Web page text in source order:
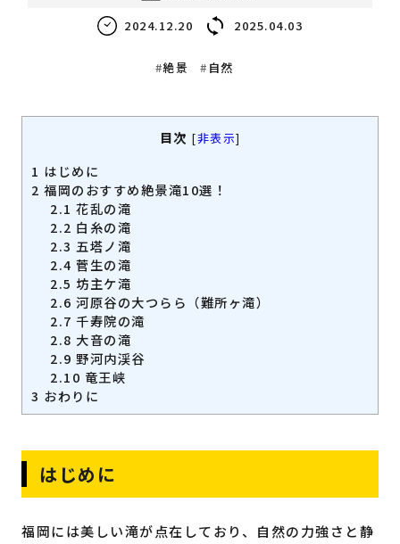
2024.12.20
2025.04.03
絶景 自然
目次 [非表示]
1 はじめに
2 福岡のおすすめ絶景滝10選！
2.1 花乱の滝
2.2 白糸の滝
2.3 五塔ノ滝
2.4 菅生の滝
2.5 坊主ケ滝
2.6 河原谷の大つらら（難所ヶ滝）
2.7 千寿院の滝
2.8 大音の滝
2.9 野河内渓谷
2.10 竜王峡
3 おわりに
はじめに
福岡には美しい滝が点在しており、自然の力強さと静